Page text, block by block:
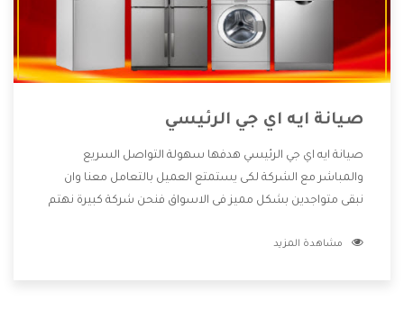
صيانة ايه اي جي الرئيسي
صيانة ايه اي جي الرئيسي هدفها سهولة التواصل السريع
والمباشر مع الشركة لكى يستمتع العميل بالتعامل معنا وان
نبقى متواجدين بشكل مميز فى الاسواق فنحن شركة كبيرة نهتم
الشركة بها والتى تكون منها خدمة الصيانة التى تكون من أهم
مشاهدة المزيد